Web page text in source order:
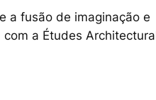
a fusão de imaginação e
com a Études